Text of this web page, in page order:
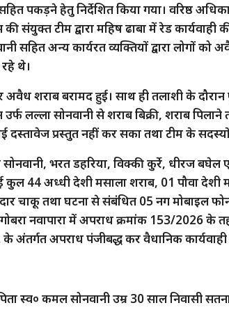
पकड़ने हेतु निर्देशित किया गया। वरिष्ठ
संयुक्त टीम द्वारा महिष ढाबा में रेड कार्यवाही
सहित अन्य कार्यरत व्यक्तियों द्वारा लोगों
थे।
अवैध शराब बरामद हुई। साथ ही तलाशी के
लल्ला सोनवानी से शराब बिक्री, शराब
प्रस्तुत नहीं कर सका तथा टीम के सदस्यों
भरत डहरिया, विक्की कुर्रे, धीरज
44 अध्धी देशी मसाला शराब, 01 पौवा देशी
चाकू तथा घटना से संबंधित 05 नग मोबाइल
गोबरा नवापारा में अपराध क्रमांक 153/2026
अंतर्गत अपराध पंजीबद्ध कर वैधानिक कार्यवाही
स्व० कमल सोनवानी उम्र 30 साल निवासी